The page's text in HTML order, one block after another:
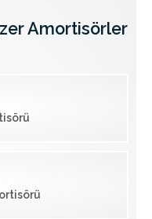
Amortisörler